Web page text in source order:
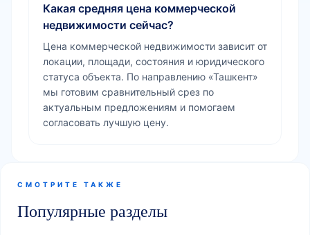
Какая средняя цена коммерческой
недвижимости сейчас?
Цена коммерческой недвижимости зависит от
локации, площади, состояния и юридического
статуса объекта. По направлению «Ташкент»
мы готовим сравнительный срез по
актуальным предложениям и помогаем
согласовать лучшую цену.
СМОТРИТЕ ТАКЖЕ
Популярные разделы